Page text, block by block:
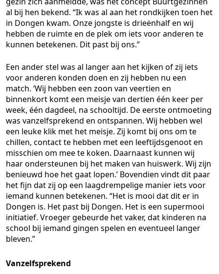
al bij hen bekend. “Ik was al aan het rondkijken toen het
in Dongen kwam. Onze jongste is drieënhalf en wij
hebben de ruimte en de plek om iets voor anderen te
kunnen betekenen. Dit past bij ons.”
Een ander stel was al langer aan het kijken of zij iets
voor anderen konden doen en zij hebben nu een
match. ‘Wij hebben een zoon van veertien en
binnenkort komt een meisje van dertien één keer per
week, één dagdeel, na schooltijd. De eerste ontmoeting
was vanzelfsprekend en ontspannen. Wij hebben wel
een leuke klik met het meisje. Zij komt bij ons om te
chillen, contact te hebben met een leeftijdsgenoot en
misschien om mee te koken. Daarnaast kunnen wij
haar ondersteunen bij het maken van huiswerk. Wij zijn
benieuwd hoe het gaat lopen.’ Bovendien vindt dit paar
het fijn dat zij op een laagdrempelige manier iets voor
iemand kunnen betekenen. “Het is mooi dat dit er in
Dongen is. Het past bij Dongen. Het is een supermooi
initiatief. Vroeger gebeurde het vaker, dat kinderen na
school bij iemand gingen spelen en eventueel langer
bleven.”
Vanzelfsprekend